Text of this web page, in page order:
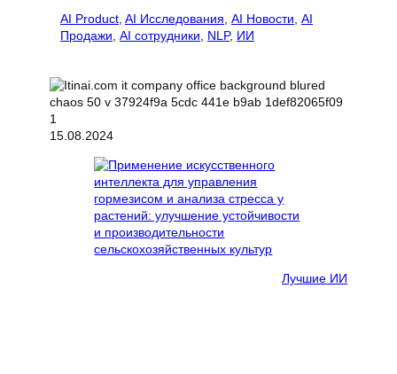
AI Product AI Исследования AI Новости AI
Продажи AI сотрудники NLP, ИИ
15.08.2024
Лучшие ИИ